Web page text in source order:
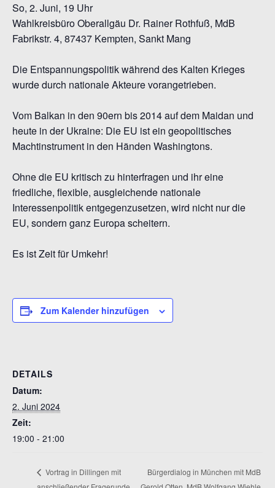
So, 2. Juni, 19 Uhr
Wahlkreisbüro Oberallgäu Dr. Rainer Rothfuß, MdB
Fabrikstr. 4, 87437 Kempten, Sankt Mang
Die Entspannungspolitik während des Kalten Krieges
wurde durch nationale Akteure vorangetrieben.
Vom Balkan in den 90ern bis 2014 auf dem Maidan und
heute in der Ukraine: Die EU ist ein geopolitisches
Machtinstrument in den Händen Washingtons.
Ohne die EU kritisch zu hinterfragen und ihr eine
friedliche, flexible, ausgleichende nationale
Interessenpolitik entgegenzusetzen, wird nicht nur die
EU, sondern ganz Europa scheitern.
Es ist Zeit für Umkehr!
Zum Kalender hinzufügen
DETAILS
Datum:
2. Juni 2024
Zeit:
19:00 - 21:00
Vortrag in Dillingen mit
Bürgerdialog in München mit MdB